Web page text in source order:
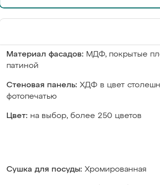
Материал фасадов: МДФ, покрытые
патиной
Стеновая панель: ХДФ в цвет
фотопечатью
Цвет: на выбор, более 250 цветов
Сушка для посуды: Хромированная